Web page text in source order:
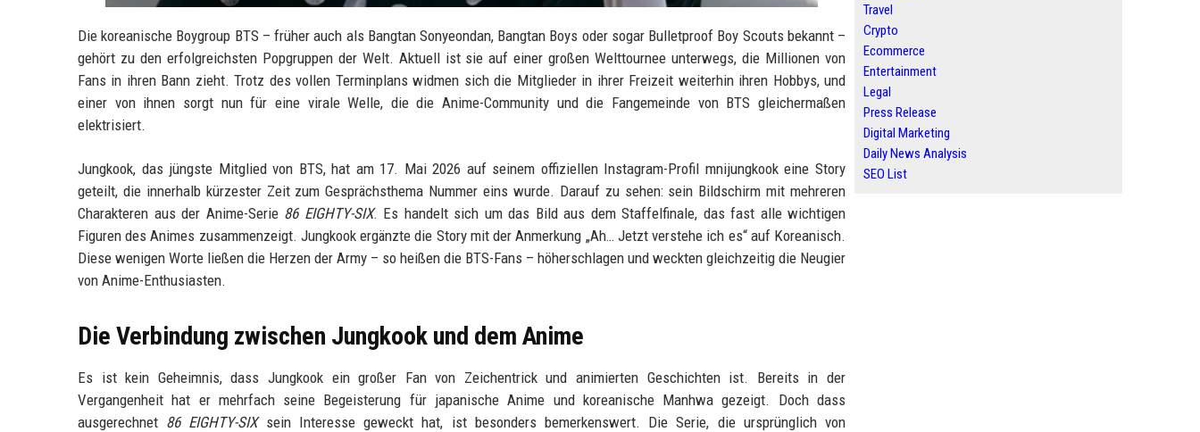
Die koreanische Boygroup BTS – früher auch als Bangtan Sonyeondan, Bangtan Boys oder sogar Bulletproof Boy Scouts bekannt –
gehört zu den erfolgreichsten Popgruppen der Welt. Aktuell ist sie auf einer großen Welttournee unterwegs, die Millionen von
Fans in ihren Bann zieht. Trotz des vollen Terminplans widmen sich die Mitglieder in ihrer Freizeit weiterhin ihren Hobbys, und
einer von ihnen sorgt nun für eine virale Welle, die die Anime-Community und die Fangemeinde von BTS gleichermaßen
elektrisiert.
Jungkook, das jüngste Mitglied von BTS, hat am 17. Mai 2026 auf seinem offiziellen Instagram-Profil mnijungkook eine Story
geteilt, die innerhalb kürzester Zeit zum Gesprächsthema Nummer eins wurde. Darauf zu sehen: sein Bildschirm mit mehreren
Charakteren aus der Anime-Serie 86 EIGHTY-SIX. Es handelt sich um das Bild aus dem Staffelfinale, das fast alle wichtigen
Figuren des Animes zusammenzeigt. Jungkook ergänzte die Story mit der Anmerkung „Ah… Jetzt verstehe ich es“ auf Koreanisch.
Diese wenigen Worte ließen die Herzen der Army – so heißen die BTS-Fans – höherschlagen und weckten gleichzeitig die Neugier
von Anime-Enthusiasten.
Die Verbindung zwischen Jungkook und dem Anime
Es ist kein Geheimnis, dass Jungkook ein großer Fan von Zeichentrick und animierten Geschichten ist. Bereits in der
Vergangenheit hat er mehrfach seine Begeisterung für japanische Anime und koreanische Manhwa gezeigt. Doch dass
ausgerechnet 86 EIGHTY-SIXsein Interesse geweckt hat, ist besonders bemerkenswert. Die Serie, die ursprünglich von
Travel
Crypto
Ecommerce
Entertainment
Legal
Press Release
Digital Marketing
Daily News Analysis
SEO List